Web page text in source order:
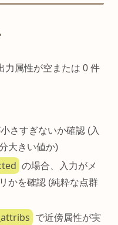
力属性が空または 0 件
さすぎないか確認 (入
大きい値か)
の場合、入力がメ
かを確認 (純粋な点群
で近傍属性が実